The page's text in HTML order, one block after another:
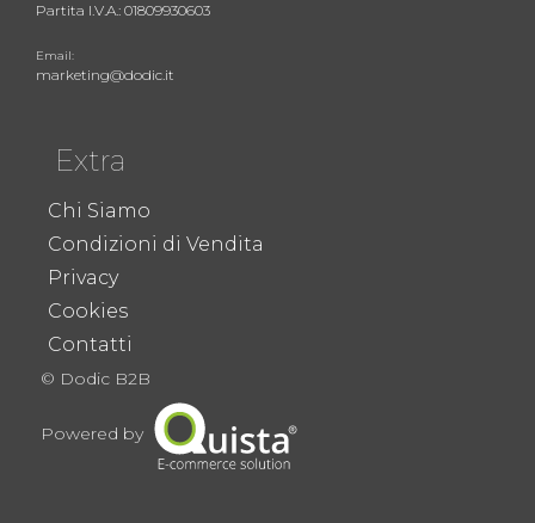
Partita I.V.A.: 01809930603
Email:
marketing@dodic.it
Extra
Chi Siamo
Condizioni di Vendita
Privacy
Cookies
Contatti
© Dodic B2B
Powered by